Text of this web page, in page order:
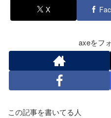
X
axeをフ
この記事を書いてる人